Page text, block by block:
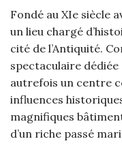
Fondé au XIe siècle
un lieu chargé
cité de l’Antiquité.
spectaculaire
autrefois un centre
influences
magnifiques
d’un riche passé